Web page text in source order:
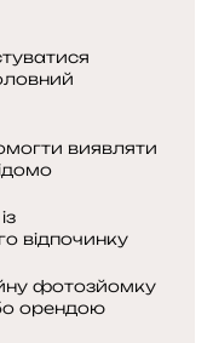
виявляти
відпочинку
фотозйомку
орендою